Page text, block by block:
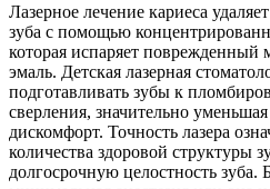
Лазерное лечение кариеса
зуба с помощью
которая испаряет поврежденный
эмаль. Детская лазерная
подготавливать зубы к
сверления, значительно
дискомфорт. Точность лазера
количества здоровой структуры
долгосрочную целостность зуба.